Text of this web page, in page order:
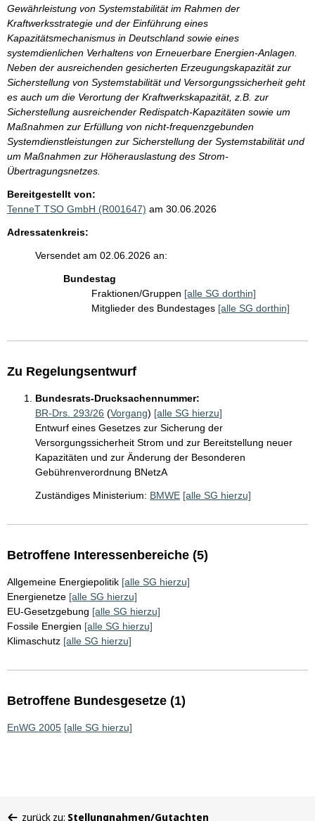
Gewährleistung von Systemstabilität im Rahmen der
Kraftwerksstrategie und der Einführung eines
Kapazitätsmechanismus in Deutschland sowie eines
systemdienlichen Verhaltens von Erneuerbare Energien-Anlagen.
Neben der ausreichenden gesicherten Erzeugungskapazität zur
Sicherstellung von Systemstabilität und Versorgungssicherheit geht
es auch um die Verortung der Kraftwerkskapazität, z.B. zur
Sicherstellung ausreichender Redispatch-Kapazitäten sowie um
Maßnahmen zur Erfüllung von nicht-frequenzgebunden
Systemdienstleistungen zur Sicherstellung der Systemstabilität und
um Maßnahmen zur Höherauslastung des Strom-
Übertragungsnetzes.
Bereitgestellt von:
TenneT TSO GmbH (R001647) am 30.06.2026
Adressatenkreis:
Versendet am 02.06.2026 an:
Bundestag
Fraktionen/Gruppen [alle SG dorthin]
Mitglieder des Bundestages [alle SG dorthin]
Zu Regelungsentwurf
Bundesrats-Drucksachennummer:
BR-Drs. 293/26 (Vorgang) [alle SG hierzu]
Entwurf eines Gesetzes zur Sicherung der
Versorgungssicherheit Strom und zur Bereitstellung neuer
Kapazitäten und zur Änderung der Besonderen
Gebührenverordnung BNetzA
Zuständiges Ministerium: BMWE [alle SG hierzu]
Betroffene Interessenbereiche (5)
Allgemeine Energiepolitik [alle SG hierzu]
Energienetze [alle SG hierzu]
EU-Gesetzgebung [alle SG hierzu]
Fossile Energien [alle SG hierzu]
Klimaschutz [alle SG hierzu]
Betroffene Bundesgesetze (1)
EnWG 2005 [alle SG hierzu]
zurück zu: Stellungnahmen/Gutachten